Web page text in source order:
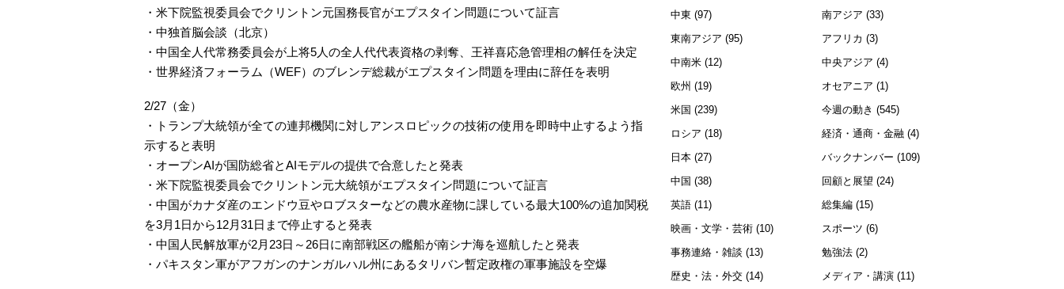
・米下院監視委員会でクリントン元国務長官がエプスタイン問題について証言
・中独首脳会談（北京）
・中国全人代常務委員会が上将5人の全人代代表資格の剥奪、王祥喜応急管理相の解任を決定
・世界経済フォーラム（WEF）のブレンデ総裁がエプスタイン問題を理由に辞任を表明
2/27（金）
・トランプ大統領が全ての連邦機関に対しアンスロピックの技術の使用を即時中止するよう指
示すると表明
・オープンAIが国防総省とAIモデルの提供で合意したと発表
・米下院監視委員会でクリントン元大統領がエプスタイン問題について証言
・中国がカナダ産のエンドウ豆やロブスターなどの農水産物に課している最大100%の追加関税
を3月1日から12月31日まで停止すると発表
・中国人民解放軍が2月23日～26日に南部戦区の艦船が南シナ海を巡航したと発表
・パキスタン軍がアフガンのナンガルハル州にあるタリバン暫定政権の軍事施設を空爆
中東 (97)
東南アジア (95)
中南米 (12)
欧州 (19)
米国 (239)
ロシア (18)
日本 (27)
中国 (38)
英語 (11)
映画・文学・芸術 (10)
事務連絡・雑談 (13)
歴史・法・外交 (14)
南アジア (33)
アフリカ (3)
中央アジア (4)
オセアニア (1)
今週の動き (545)
経済・通商・金融 (4)
バックナンバー (109)
回顧と展望 (24)
総集編(15)
スポーツ (6)
勉強法(2)
メディア・講演(11)